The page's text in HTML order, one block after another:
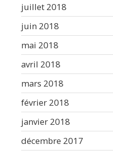
juillet 2018
juin 2018
mai 2018
avril 2018
mars 2018
février 2018
janvier 2018
décembre 2017